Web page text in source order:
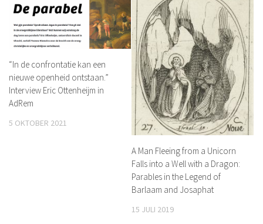
“In de confrontatie kan een
nieuwe openheid ontstaan.”
Interview Eric Ottenheijm in
AdRem
5 OKTOBER 2021
A Man Fleeing from a Unicorn
Falls into a Well with a Dragon:
Parables in the Legend of
Barlaam and Josaphat
15 JULI 2019